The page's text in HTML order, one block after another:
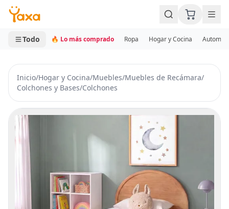
MINI CARRITO
0 productos
Todo 🔥 Lo más comprado Ropa Hogar y Cocina
Inicio/Hogar y Cocina/Muebles/Muebles de Recámara/
Colchones y Bases/Colchones